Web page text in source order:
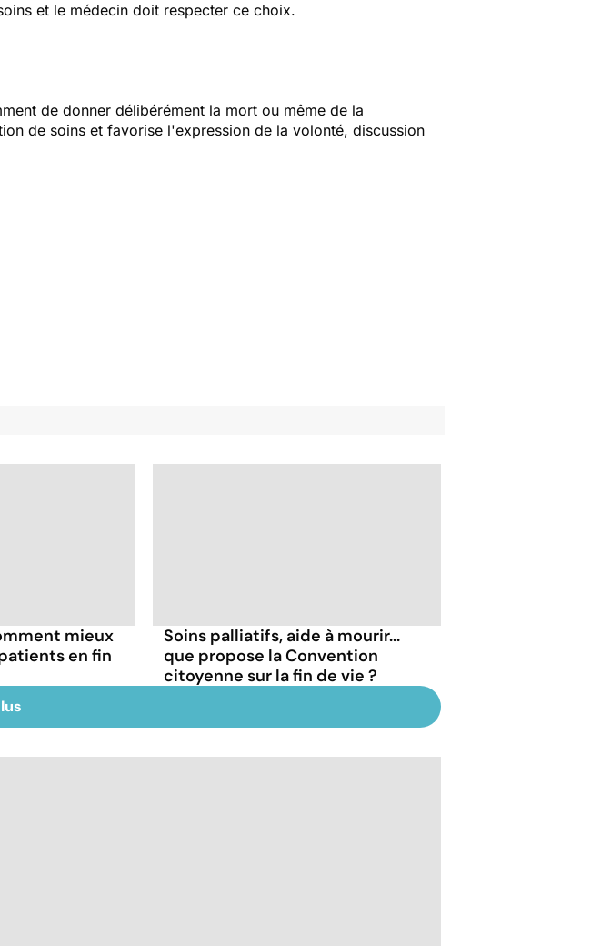
et le médecin doit respecter ce choix.
de donner délibérément la mort ou même de la
de soins et favorise l'expression de la volonté, discussion
mieux
en fin
Soins palliatifs, aide à mourir...
que propose la Convention
citoyenne sur la fin de vie ?